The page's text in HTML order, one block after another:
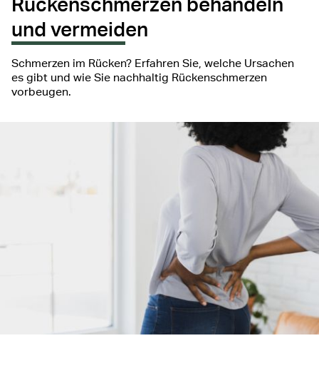
und vermeiden
Schmerzen im Rücken? Erfahren Sie, welche Ursachen
es gibt und wie Sie nachhaltig Rückenschmerzen
vorbeugen.